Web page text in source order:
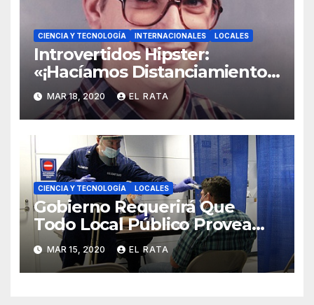
CIENCIA Y TECNOLOGÍA INTERNACIONALES LOCALES
Introvertidos Hipster:
«¡Hacíamos Distanciamiento
Social Antes De Que El
Coronavirus Lo Hiciera Cool!»
MAR 18, 2020 EL RATA
CIENCIA Y TECNOLOGÍA LOCALES
Gobierno Requerirá Que
Todo Local Público Provea
«Culito De Rana» A Sus
Clientes
MAR 15, 2020 EL RATA